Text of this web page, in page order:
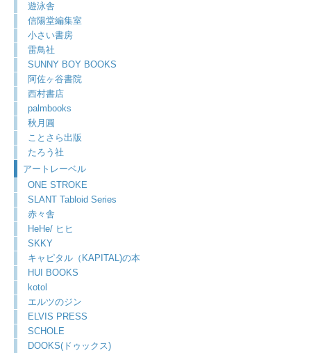
遊泳舎
信陽堂編集室
小さい書房
雷鳥社
SUNNY BOY BOOKS
阿佐ヶ谷書院
西村書店
palmbooks
秋月圓
ことさら出版
たろう社
アートレーベル
ONE STROKE
SLANT Tabloid Series
赤々舎
HeHe/ ヒヒ
SKKY
キャピタル（KAPITAL)の本
HUI BOOKS
kotol
エルツのジン
ELVIS PRESS
SCHOLE
DOOKS(ドゥックス)